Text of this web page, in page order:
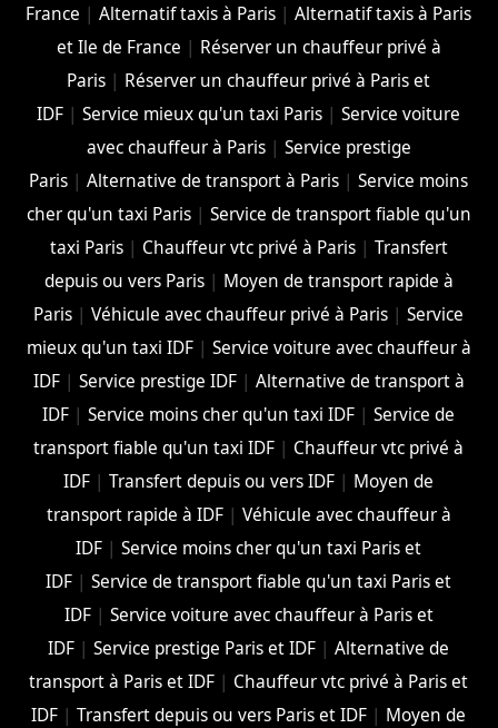
France |Alternatif taxis à Paris |Alternatif taxis à Paris
et Ile de France | Réserver un chauffeur privé à
Paris | Réserver un chauffeur privé à Paris et
IDF |Service mieux qu'un taxi Paris |Service voiture
avec chauffeur à Paris| Service prestige
Paris |Alternative de transport à Paris |Service moins
cher qu'un taxi Paris| Service de transport fiable qu'un
taxi Paris| Chauffeur vtc privé à Paris| Transfert
depuis ou vers Paris| Moyen de transport rapide à
Paris |Véhicule avec chauffeur privé à Paris |Service
mieux qu'un taxi IDF| Service voiture avec chauffeur à
IDF| Service prestige IDF| Alternative de transport à
IDF |Service moins cher qu'un taxi IDF |Service de
transport fiable qu'un taxi IDF | Chauffeur vtc privé à
IDF |Transfert depuis ou vers IDF | Moyen de
transport rapide à IDF| Véhicule avec chauffeur à
IDF |Service moins cher qu'un taxi Paris et
IDF |Service de transport fiable qu'un taxi Paris et
IDF| Service voiture avec chauffeur à Paris et
IDF |Service prestige Paris et IDF |Alternative de
transport à Paris et IDF | Chauffeur vtc privé à Paris et
IDF |Transfert depuis ou vers Paris et IDF | Moyen de